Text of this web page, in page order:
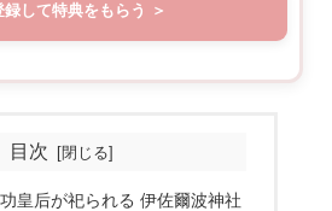
録して特典をもらう
目次
皇后が祀られる 伊佐爾波神社